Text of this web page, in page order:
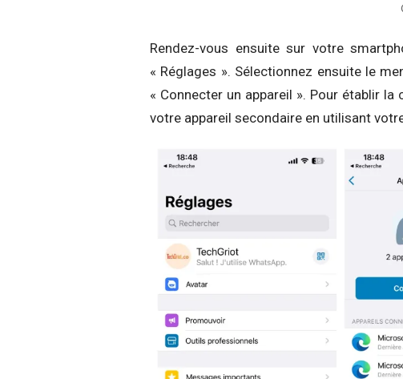
Rendez-vous ensuite sur votre
« Réglages ». Sélectionnez ensuite le
« Connecter un appareil ». Pour établir la
votre appareil secondaire en utilisant